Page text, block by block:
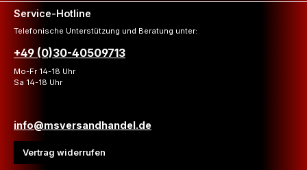
Service-Hotline
Telefonische Unterstützung und Beratung unter:
+49 (0)30-40509713
Mo-Fr 14-18 Uhr
Sa 14-18 Uhr
info@msversandhandel.de
Vertrag widerrufen